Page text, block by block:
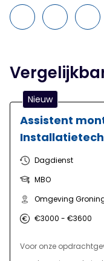
Nieuw
Assistent
Dagdienst
MBO
Omgeving
€3000 - €3600
Voor onze